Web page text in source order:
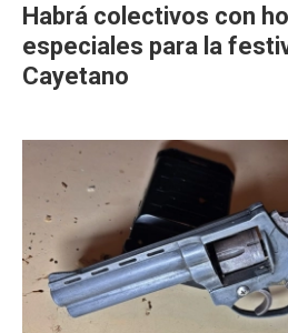
Habrá colectivos con
especiales para la
Cayetano